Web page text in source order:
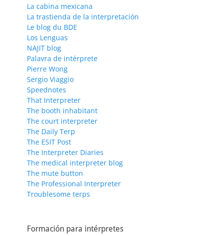
La cabina mexicana
La trastienda de la interpretación
Le blog du BDE
Los Lenguas
NAJIT blog
Palavra de intérprete
Pierre Wong
Sergio Viaggio
Speednotes
That Interpreter
The booth inhabitant
The court interpreter
The Daily Terp
The ESIT Post
The Interpreter Diaries
The medical interpreter blog
The mute button
The Professional Interpreter
Troublesome terps
Formación para intérpretes